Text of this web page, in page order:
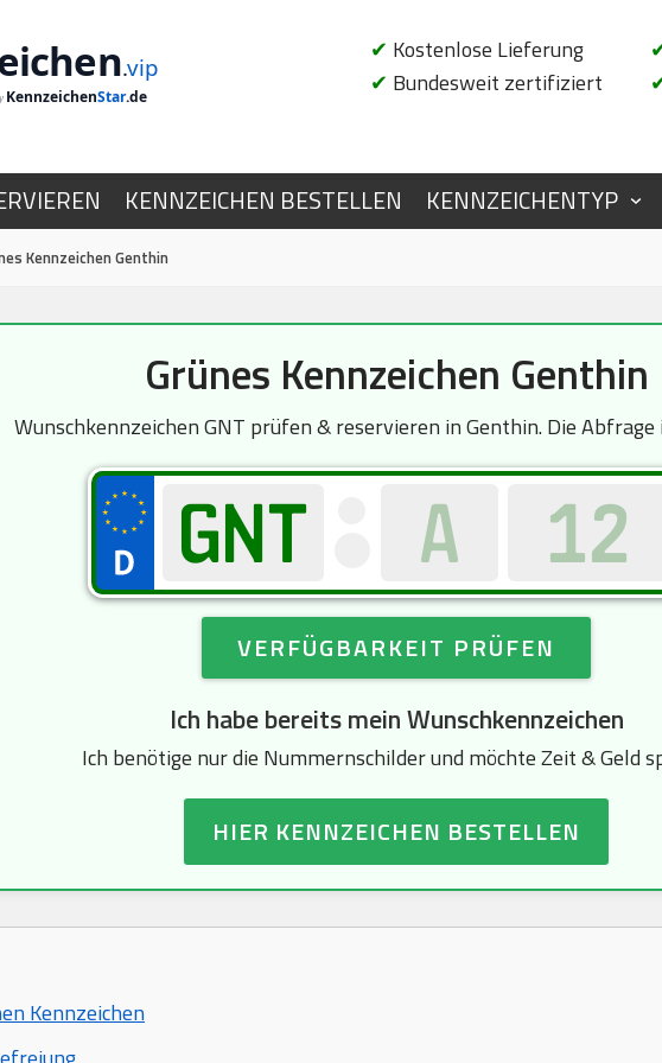
.vip
KennzeichenStar.de
✔ Kostenlose Lieferung
✔ Bundesweit zertifiziert
KENNZEICHEN BESTELLEN KENNZEICHENTYP
Kennzeichen Genthin
Grünes Kennzeichen Genthin
Wunschkennzeichen GNT prüfen & reservieren in Genthin. Die
VERFÜGBARKEIT PRÜFEN
Ich habe bereits mein Wunschkennzeichen
Ich benötige nur die Nummernschilder und möchte Zeit & Geld
HIER KENNZEICHEN BESTELLEN
Kennzeichen